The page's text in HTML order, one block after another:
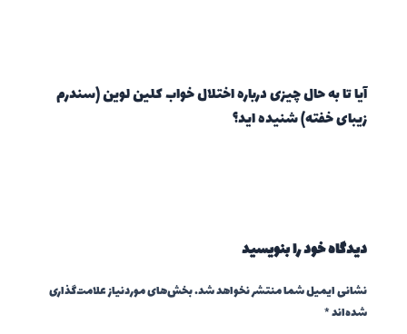
آیا تا به حال چیزی درباره اختلال خواب کلین لوین (سندرم
زیبای خفته) شنیده اید؟
دیدگاه‌ خود را بنویسید
نشانی ایمیل شما منتشر نخواهد شد.بخش‌های موردنیاز علامت‌گذاری
شده‌اند*